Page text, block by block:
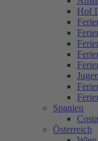
Hof
Spanien
Österreich